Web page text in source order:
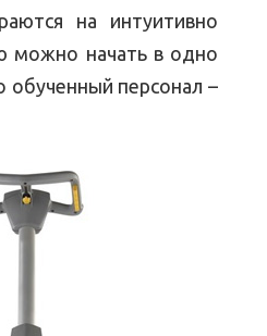
на интуитивно
можно начать в одно
обученный персонал –